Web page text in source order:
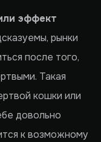
эффект
рынки
после того,
Такая
кошки или
довольно
к возможному